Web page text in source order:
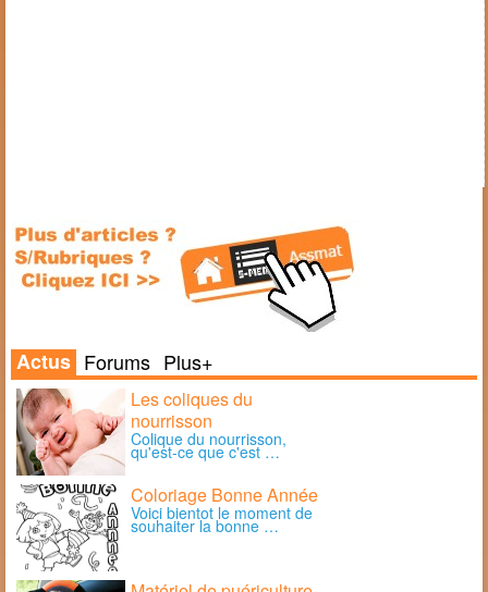
Actus Forums Plus+
Les coliques du
nourrisson
Colique du nourrisson,
qu'est-ce que c'est …
Coloriage Bonne Année
Voici bientot le moment de
souhaiter la bonne …